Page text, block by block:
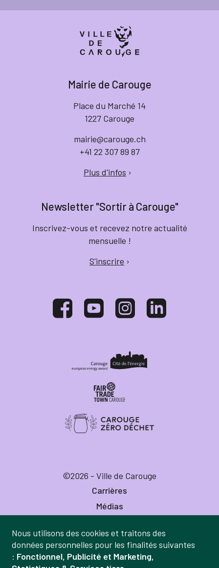
Mairie de Carouge
Place du Marché 14
1227 Carouge
mairie@carouge.ch
+41 22 307 89 87
Plus d'infos ›
Newsletter "Sortir à Carouge"
Inscrivez-vous et recevez notre actualité
mensuelle !
S'inscrire ›
©2026 - Ville de Carouge
Carrières
Médias
Labels
Mentions légales
Gestion
des
Nous utilisons des cookies et traitons des
données personnelles pour les finalités suivantes
: Fonctionnel, Publicité et Marketing,